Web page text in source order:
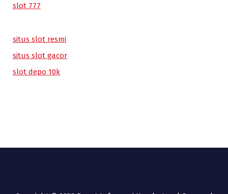
slot 777
situs slot resmi
situs slot gacor
slot depo 10k